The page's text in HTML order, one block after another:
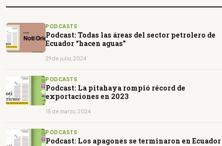
PODCASTS
Podcast: Todas las áreas del sector petrolero de
Ecuador “hacen aguas”
29 de julio, 2024
PODCASTS
Podcast: La pitahaya rompió récord de
exportaciones en 2023
15 de marzo, 2024
PODCASTS
Podcast: Los apagones se terminaron en Ecuador